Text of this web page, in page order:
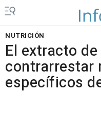
NUTRICIÓN
El extracto
contrarrestar
específicos